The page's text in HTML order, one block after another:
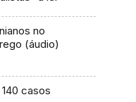
no
(áudio)
casos